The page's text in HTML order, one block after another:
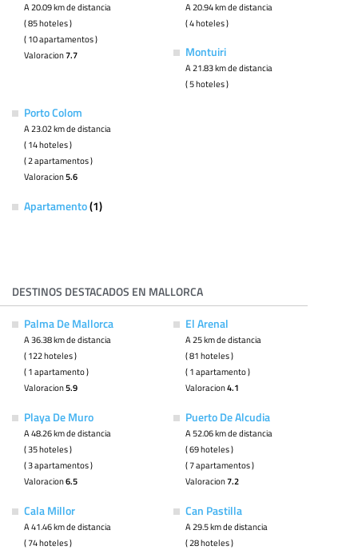
A 20.09 km de distancia
( 85 hoteles )
( 10 apartamentos )
Valoracion7.7
A 20.94 km de distancia
( 4 hoteles )
Montuiri
A 21.83 km de distancia
( 5 hoteles )
Porto Colom
A 23.02 km de distancia
( 14 hoteles )
( 2 apartamentos )
Valoracion5.6
Apartamento(1)
DESTINOS DESTACADOS EN MALLORCA
Palma De Mallorca
A 36.38 km de distancia
( 122 hoteles )
( 1 apartamento )
Valoracion5.9
El Arenal
A 25 km de distancia
( 81 hoteles )
( 1 apartamento )
Valoracion4.1
Playa De Muro
A 48.26 km de distancia
( 35 hoteles )
( 3 apartamentos )
Valoracion6.5
Puerto De Alcudia
A 52.06 km de distancia
( 69 hoteles )
( 7 apartamentos )
Valoracion7.2
Cala Millor
A 41.46 km de distancia
( 74 hoteles )
Can Pastilla
A 29.5 km de distancia
( 28 hoteles )